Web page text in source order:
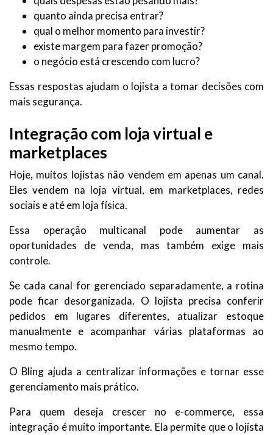
quanto ainda precisa entrar?
qual o melhor momento para investir?
existe margem para fazer promoção?
o negócio está crescendo com lucro?
Essas respostas ajudam o lojista a tomar decisões com
mais segurança.
Integração com loja virtual e
marketplaces
Hoje, muitos lojistas não vendem em apenas um canal.
Eles vendem na loja virtual, em marketplaces, redes
sociais e até em loja física.
Essa operação multicanal pode aumentar as
oportunidades de venda, mas também exige mais
controle.
Se cada canal for gerenciado separadamente, a rotina
pode ficar desorganizada. O lojista precisa conferir
pedidos em lugares diferentes, atualizar estoque
manualmente e acompanhar várias plataformas ao
mesmo tempo.
O Bling ajuda a centralizar informações e tornar esse
gerenciamento mais prático.
Para quem deseja crescer no e-commerce, essa
integração é muito importante. Ela permite que o lojista